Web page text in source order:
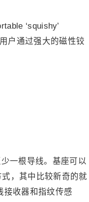
‘squishy’
户通过强大的磁性铰
一根导线。基座可以
，其中比较新奇的就
接收器和指纹传感